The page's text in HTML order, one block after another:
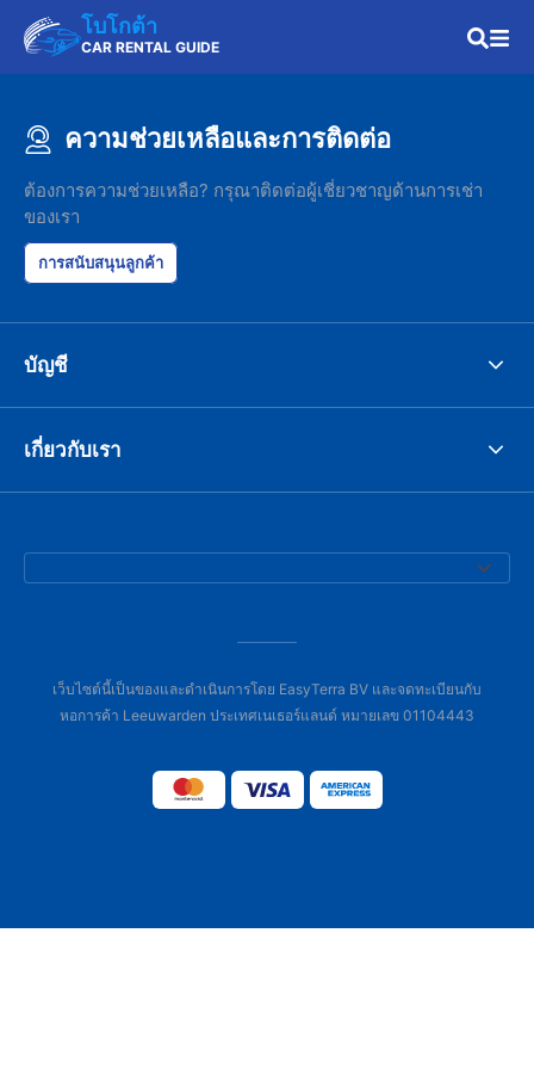
โบโกต้า
CAR RENTAL GUIDE
ความช่วยเหลือและการติดต่อ
ต้องการความช่วยเหลือ? กรุณาติดต่อผู้เชี่ยวชาญด้านการเช่า
ของเรา
การสนับสนุนลูกค้า
บัญชี
เกี่ยวกับเรา
เว็บไซต์นี้เป็นของและดำเนินการโดย EasyTerra BV และจดทะเบียนกับ
หอการค้า Leeuwarden ประเทศเนเธอร์แลนด์ หมายเลข 01104443